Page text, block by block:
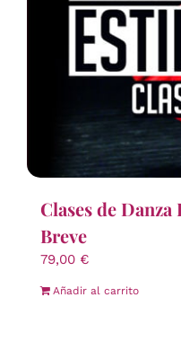
Clases de Danza
Breve
79,00 €
Añadir al carrito